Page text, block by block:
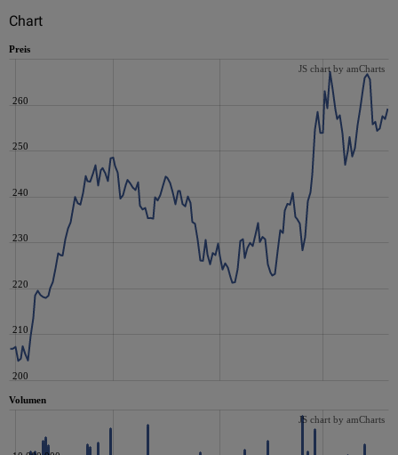
Chart
Preis
200
210
220
230
240
250
260
JS chart by amCharts
Volumen
JS chart by amCharts